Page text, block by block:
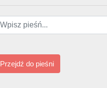
Przejdź do pieśni